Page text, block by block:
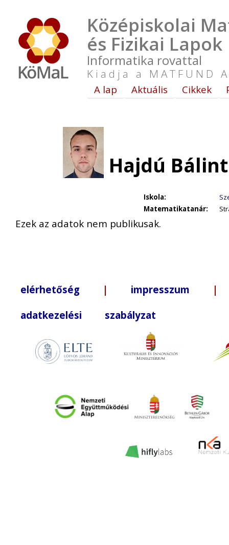
Középiskolai
és Fizikai Lapok
Informatika rovattal
Kiadja a MATFUND
A lap Aktuális Cikkek
Hajdú Bálint
Iskola:
Matematikatanár:
Ezek az adatok nem publikusak.
elérhetőség | impresszum |
adatkezelési szabályzat